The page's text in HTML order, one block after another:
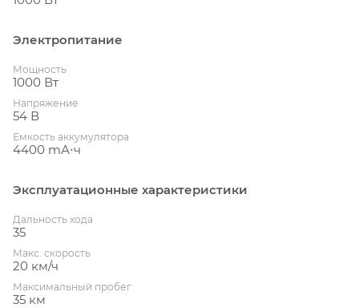
Электропитание
Мощность
1000 Вт
Напряжение
54 В
Емкость аккумулятора
4400 mА⋅ч
Эксплуатационные характеристики
Дальность хода
35
Макс. скорость
20 км/ч
Максимальный пробег
35 км